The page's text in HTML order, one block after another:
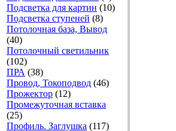
Подсветка для картин (10)
Подсветка ступеней (8)
Потолочная база, Вывод
(40)
Потолочный светильник
(102)
ПРА (38)
Провод, Токоподвод (46)
Прожектор (12)
Промежуточная вставка
(25)
Профиль. Заглушка (117)